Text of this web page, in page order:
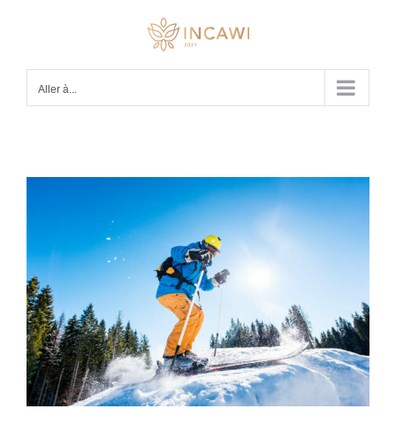
Aller à...